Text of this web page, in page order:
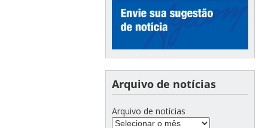
Arquivo de notícias
Arquivo de notícias